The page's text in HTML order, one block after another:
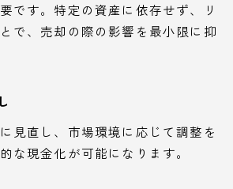
です。特定の資産に依存せず、リ
で、売却の際の影響を最小限に抑
見直し、市場環境に応じて調整を
な現金化が可能になります。